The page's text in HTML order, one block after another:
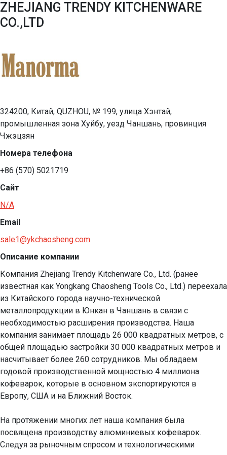
ZHEJIANG TRENDY KITCHENWARE
CO.,LTD
324200, Китай, QUZHOU, № 199, улица Хэнтай,
промышленная зона Хуйбу, уезд Чаншань, провинция
Чжэцзян
Номера телефона
+86 (570) 5021719
Сайт
N/A
Email
sale1@ykchaosheng.com
Описание компании
Компания Zhejiang Trendy Kitchenware Co., Ltd. (ранее
известная как Yongkang Chaosheng Tools Co., Ltd.) переехала
из Китайского города научно-технической
металлопродукции в Юнкан в Чаншань в связи с
необходимостью расширения производства. Наша
компания занимает площадь 26 000 квадратных метров, с
общей площадью застройки 30 000 квадратных метров и
насчитывает более 260 сотрудников. Мы обладаем
годовой производственной мощностью 4 миллиона
кофеварок, которые в основном экспортируются в
Европу, США и на Ближний Восток.
На протяжении многих лет наша компания была
посвящена производству алюминиевых кофеварок.
Следуя за рыночным спросом и технологическими